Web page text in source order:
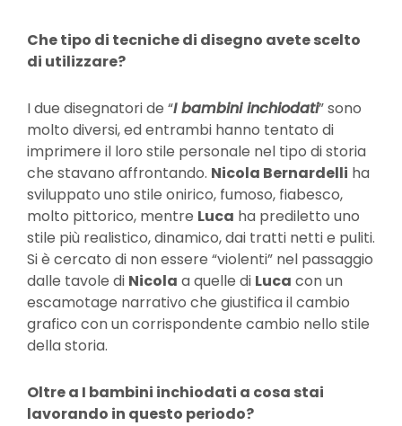
Che tipo di tecniche di disegno avete scelto
di utilizzare?
I due disegnatori de “I bambini inchiodati” sono
molto diversi, ed entrambi hanno tentato di
imprimere il loro stile personale nel tipo di storia
che stavano affrontando. Nicola Bernardelli ha
sviluppato uno stile onirico, fumoso, fiabesco,
molto pittorico, mentre Luca ha prediletto uno
stile più realistico, dinamico, dai tratti netti e puliti.
Si è cercato di non essere “violenti” nel passaggio
dalle tavole di Nicola a quelle di Luca con un
escamotage narrativo che giustifica il cambio
grafico con un corrispondente cambio nello stile
della storia.
Oltre a I bambini inchiodati a cosa stai
lavorando in questo periodo?